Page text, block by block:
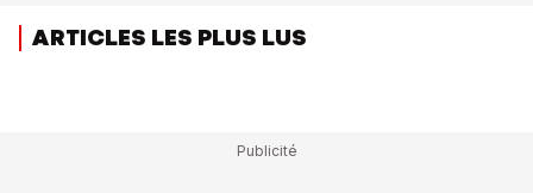
ARTICLES LES PLUS LUS